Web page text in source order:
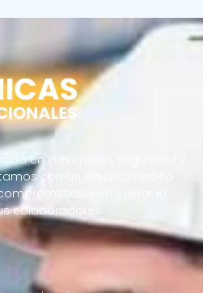
en Prevención, Seguridad y
con un equipo médico
con cuidar la
colaboradores.